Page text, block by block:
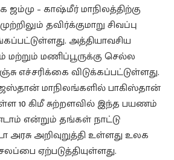
– காஷ்மீர் மாநிலத்திற்கு
தவிர்க்குமாறு சிவப்பு
அத்தியாவசிய
மணிப்பூருக்கு செல்ல
எச்சரிக்கை விடுக்கப்பட்டுள்ளது.
மாநிலங்களில் பாகிஸ்தான்
10 கிமீ சுற்றளவில் இந்த பயணம்
என்றும் தங்கள் நாட்டு
அரசு அறிவுறுத்தி உள்ளது உலக
ஏற்படுத்தியுள்ளது.